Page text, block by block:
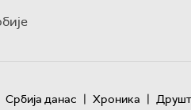
Србија данас | Хроника |